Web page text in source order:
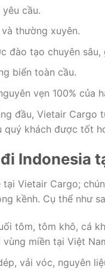
cầu.
thường xuyên.
đào tạo chuyên sâu,
biển toàn cầu.
vẹn 100% của
đầu, Vietair Cargo
quý khách được tốt
Indonesia
Vietair Cargo;
kềnh. Cụ thể như
tôm, tôm khô, cá
miền tại Việt
vải vóc, nguyên